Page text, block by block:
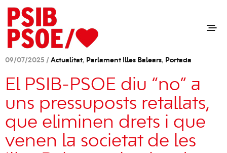
09/07/2025 / Actualitat, Parlament Illes Balears, Portada
El PSIB-PSOE diu “no” a
uns pressuposts retallats,
que eliminen drets i que
venen la societat de les